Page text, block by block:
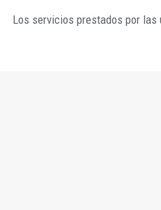
Los servicios prestados por